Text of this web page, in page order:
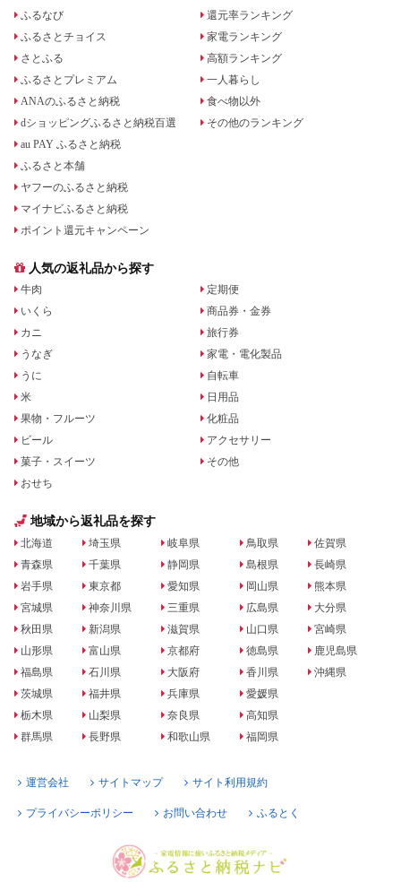
ふるなび
ふるさとチョイス
さとふる
ふるさとプレミアム
ANAのふるさと納税
dショッピングふるさと納税百選
au PAY ふるさと納税
ふるさと本舗
ヤフーのふるさと納税
マイナビふるさと納税
ポイント還元キャンペーン
還元率ランキング
家電ランキング
高額ランキング
一人暮らし
食べ物以外
その他のランキング
人気の返礼品から探す
牛肉
いくら
カニ
うなぎ
うに
米
果物・フルーツ
ビール
菓子・スイーツ
おせち
定期便
商品券・金券
旅行券
家電・電化製品
自転車
日用品
化粧品
アクセサリー
その他
地域から返礼品を探す
北海道
青森県
岩手県
宮城県
秋田県
山形県
福島県
茨城県
栃木県
群馬県
埼玉県
千葉県
東京都
神奈川県
新潟県
富山県
石川県
福井県
山梨県
長野県
岐阜県
静岡県
愛知県
三重県
滋賀県
京都府
大阪府
兵庫県
奈良県
和歌山県
鳥取県
島根県
岡山県
広島県
山口県
徳島県
香川県
愛媛県
高知県
福岡県
佐賀県
長崎県
熊本県
大分県
宮崎県
鹿児島県
沖縄県
運営会社 サイトマップ サイト利用規約
プライバシーポリシー お問い合わせ ふるとく